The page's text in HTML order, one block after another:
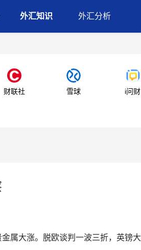
外汇知识 外汇分析
财联社 雪球 i问财
属大涨。脱欧谈判一波三折，英镑大